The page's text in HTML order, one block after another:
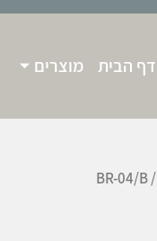
דף הבית מוצרים
/ BR-04/B